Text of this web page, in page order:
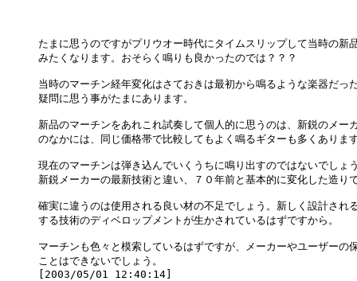
たまに思うのですがプリウオー時代にタイムスリップして当時の新
みたくなります。おそらく鳴りも良かったのでは？？？
当時のマーチン経年変化はさておきは最初から鳴るような楽器だっ
疑問に思う事がたまにあります。
新品のマーチンをあれこれ試奏して個人的に思うのは、新鋭のメー
のなかには、同じ価格帯で比較してもよく鳴るギターも多くありま
現在のマーチンは弾き込んでいくうちに鳴り出すのではないでしょ
新鋭メーカーの最新技術と違い、７０年前と基本的に変化した造り
確実に違うのは使用される良い材の不足でしょう。新しく設計され
する技術のディベロップメントが生かされているはずですから。
マーチンも色々と模索しているはずですが、メーカーやユーザーの
ことはできないでしょう。